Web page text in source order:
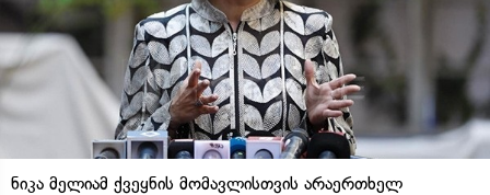
ნიკა მელიამ ქვეყნის მომავლისთვის არაერთხელ